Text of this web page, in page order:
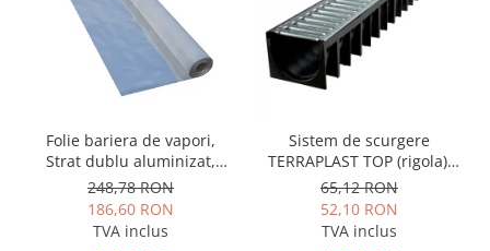
Folie bariera de vapori,
Strat dublu aluminizat,
MASTERFOL SD 100 ALU, 75
mp
248,78 RON
186,60 RON
TVA inclus
Sistem de scurgere
TERRAPLAST TOP (rigola),
lungime 1m
65,12 RON
52,10 RON
TVA inclus